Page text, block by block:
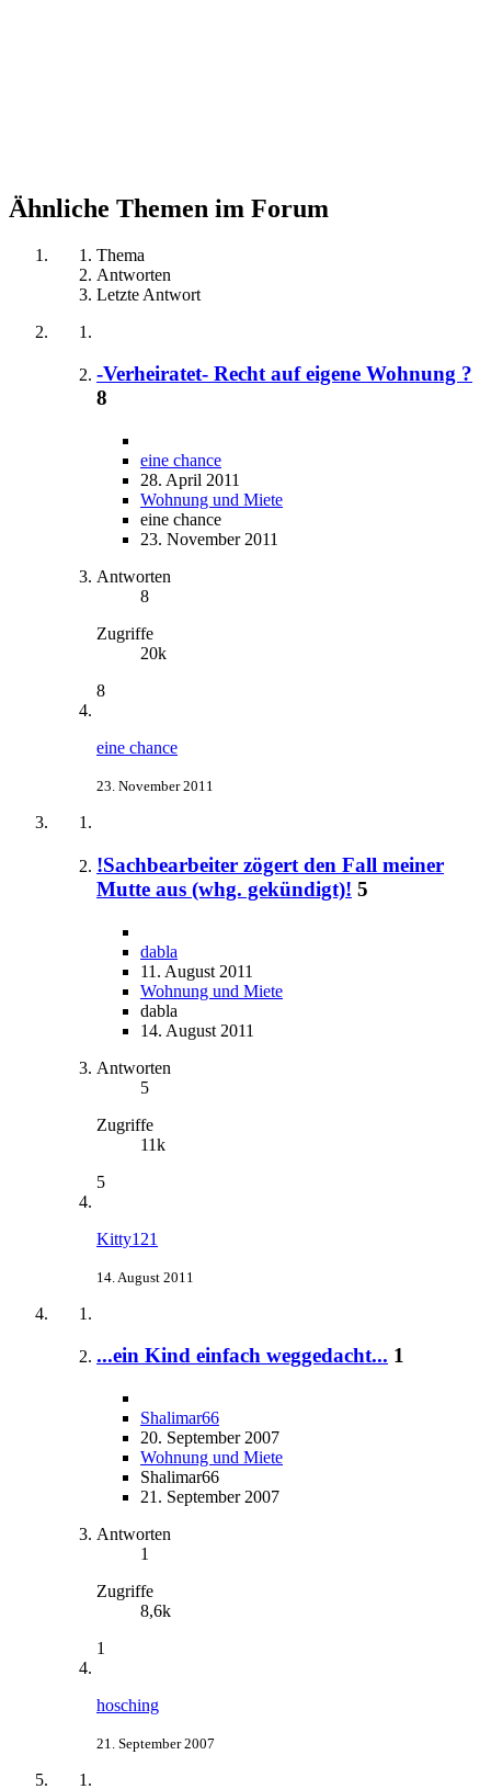
Ähnliche Themen im Forum
Thema
Antworten
Letzte Antwort
-Verheiratet- Recht auf eigene Wohnung ?
8
eine chance
28. April 2011
Wohnung und Miete
eine chance
23. November 2011
Antworten
8
Zugriffe
20k
8
eine chance
23. November 2011
!Sachbearbeiter zögert den Fall meiner
Mutte aus (whg. gekündigt)! 5
dabla
11. August 2011
Wohnung und Miete
dabla
14. August 2011
Antworten
5
Zugriffe
11k
5
Kitty121
14. August 2011
...ein Kind einfach weggedacht... 1
Shalimar66
20. September 2007
Wohnung und Miete
Shalimar66
21. September 2007
Antworten
1
Zugriffe
8,6k
1
hosching
21. September 2007